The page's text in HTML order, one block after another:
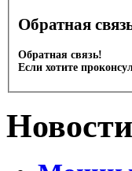
Обратная
Обратная связь!
Если хотите
Новости